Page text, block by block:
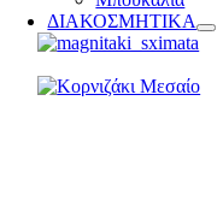
ΔΙΑΚΟΣΜΗΤΙΚΑ